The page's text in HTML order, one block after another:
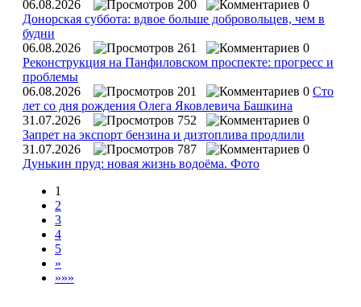
06.08.2026
200
0
Донорская суббота: вдвое больше добровольцев, чем в
будни
06.08.2026
261
0
Реконструкция на Панфиловском проспекте: прогресс и
проблемы
06.08.2026
201 0 Сто
лет со дня рождения Олега Яковлевича Башкина
31.07.2026
752
0
Запрет на экспорт бензина и дизтоплива продлили
31.07.2026
787
0
Дунькин пруд: новая жизнь водоёма. Фото
1
2
3
4
5
»
»»»